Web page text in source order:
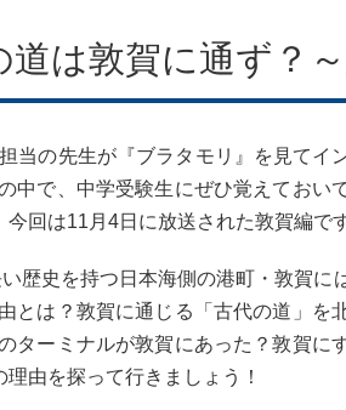
は敦賀に通ず？～
の先生が『ブラタモリ』を見てイ
中で、中学受験生にぜひ覚えておい
回は11月4日に放送された敦賀編です
史を持つ日本海側の港町・敦賀に
とは？敦賀に通じる「古代の道」を
ーミナルが敦賀にあった？敦賀に
由を探って行きましょう！